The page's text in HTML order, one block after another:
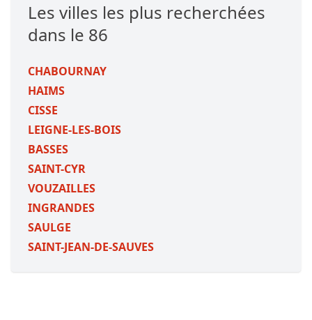
Les villes les plus recherchées
dans le 86
CHABOURNAY
HAIMS
CISSE
LEIGNE-LES-BOIS
BASSES
SAINT-CYR
VOUZAILLES
INGRANDES
SAULGE
SAINT-JEAN-DE-SAUVES